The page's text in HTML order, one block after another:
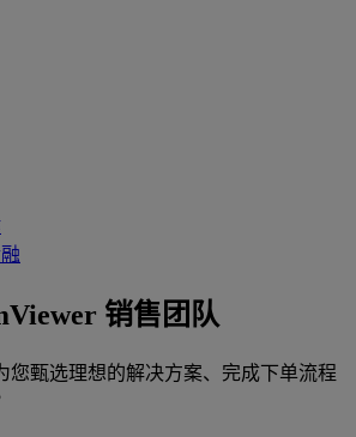
销售团队
您甄选理想的解决方案、完成下单流程